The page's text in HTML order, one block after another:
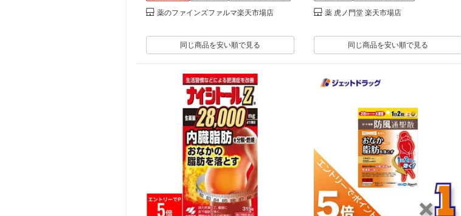
薬のファインズファルマ楽天市場店
同じ商品を安い順で見る
薬 虎ノ門堂 楽天市場店
同じ商品を安い順で見る